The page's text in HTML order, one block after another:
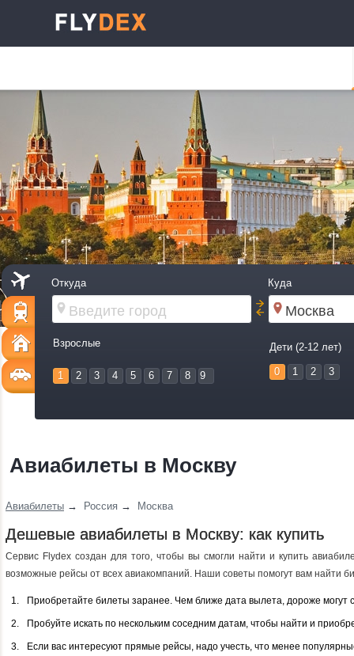
Откуда Куда
Взрослые
1 2 3 4 5 6 7 8 9
Дети (2-12 лет)
0 1 2 3
Авиабилеты в Москву
Авиабилеты → Россия → Москва
Дешевые авиабилеты в Москву: как купить
Сервис Flydex создан для того, чтобы вы смогли найти и купить
возможные рейсы от всех авиакомпаний. Наши советы помогут вам найти
Приобретайте билеты заранее. Чем ближе дата вылета, дороже могут
Пробуйте искать по нескольким соседним датам, чтобы найти и
Если вас интересуют прямые рейсы, надо учесть, что менее